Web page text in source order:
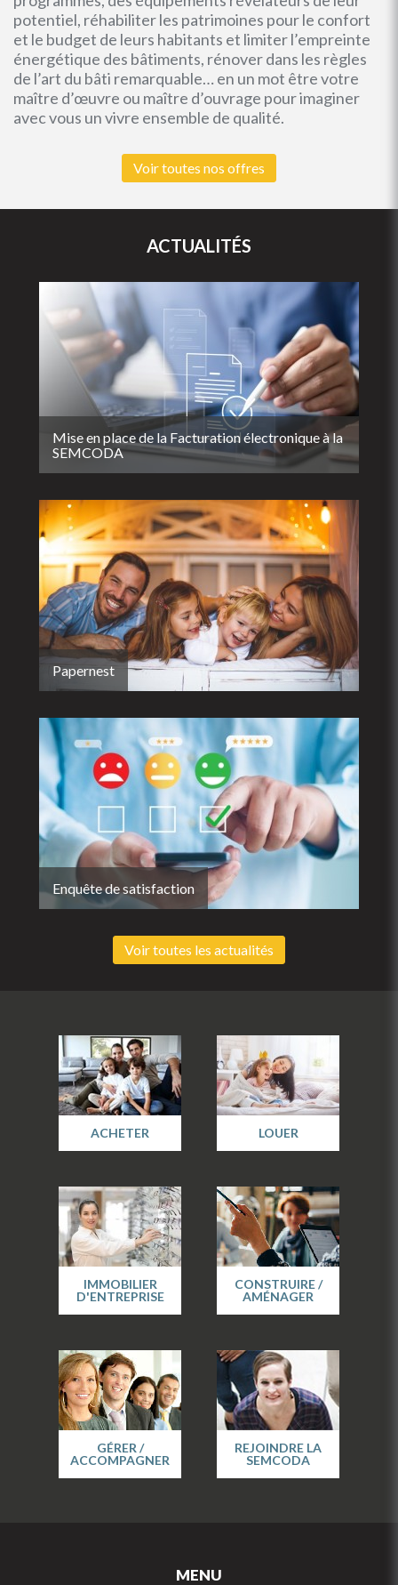
potentiel, réhabiliter les patrimoines pour le confort
et le budget de leurs habitants et limiter l’empreinte
énergétique des bâtiments, rénover dans les règles
de l’art du bâti remarquable… en un mot être votre
maître d’œuvre ou maître d’ouvrage pour imaginer
avec vous un vivre ensemble de qualité.
Voir toutes nos offres
ACTUALITÉS
Mise en place de la Facturation électronique à la
SEMCODA
Papernest
Enquête de satisfaction
Voir toutes les actualités
ACHETER LOUER
IMMOBILIER
D'ENTREPRISE
CONSTRUIRE /
AMÉNAGER
GÉRER /
ACCOMPAGNER
REJOINDRE LA
SEMCODA
MENU